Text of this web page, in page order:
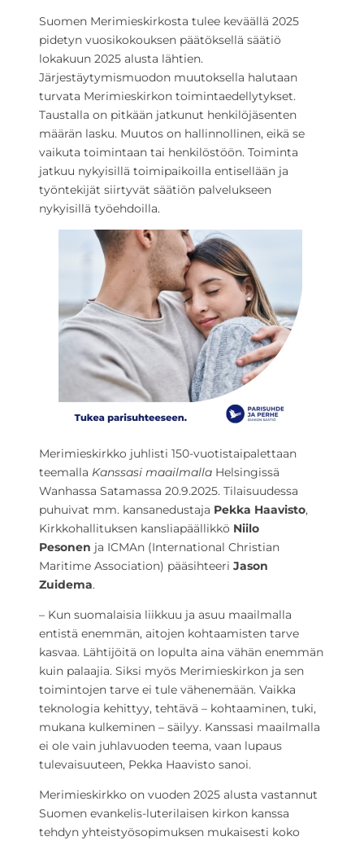
Suomen Merimieskirkosta tulee keväällä 2025
pidetyn vuosikokouksen päätöksellä säätiö
lokakuun 2025 alusta lähtien.
Järjestäytymismuodon muutoksella halutaan
turvata Merimieskirkon toimintaedellytykset.
Taustalla on pitkään jatkunut henkilöjäsenten
määrän lasku. Muutos on hallinnollinen, eikä se
vaikuta toimintaan tai henkilöstöön. Toiminta
jatkuu nykyisillä toimipaikoilla entisellään ja
työntekijät siirtyvät säätiön palvelukseen
nykyisillä työehdoilla.
Merimieskirkko juhlisti 150-vuotistaipalettaan
teemalla Kanssasi maailmalla Helsingissä
Wanhassa Satamassa 20.9.2025. Tilaisuudessa
puhuivat mm. kansanedustaja Pekka Haavisto,
Kirkkohallituksen kansliapäällikkö Niilo
Pesonen ja ICMAn (International Christian
Maritime Association) pääsihteeri Jason
Zuidema.
– Kun suomalaisia liikkuu ja asuu maailmalla
entistä enemmän, aitojen kohtaamisten tarve
kasvaa. Lähtijöitä on lopulta aina vähän enemmän
kuin palaajia. Siksi myös Merimieskirkon ja sen
toimintojen tarve ei tule vähenemään. Vaikka
teknologia kehittyy, tehtävä – kohtaaminen, tuki,
mukana kulkeminen – säilyy. Kanssasi maailmalla
ei ole vain juhlavuoden teema, vaan lupaus
tulevaisuuteen, Pekka Haavisto sanoi.
Merimieskirkko on vuoden 2025 alusta vastannut
Suomen evankelis-luterilaisen kirkon kanssa
tehdyn yhteistyösopimuksen mukaisesti koko